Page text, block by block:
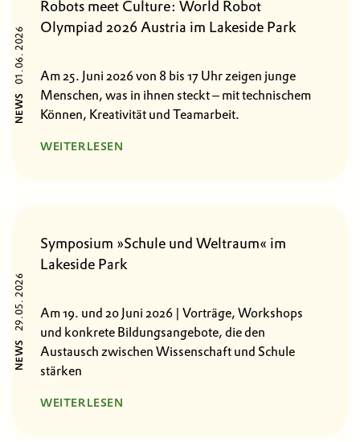
NEWS
01.06. 2026
Robots meet Culture: World Robot
Olympiad 2026 Austria im Lakeside Park
Am 25. Juni 2026 von 8 bis 17 Uhr zeigen junge
Menschen, was in ihnen steckt – mit technischem
Können, Kreativität und Teamarbeit.
WEITERLESEN
NEWS
29.05. 2026
Symposium »Schule und Weltraum« im
Lakeside Park
Am 19. und 20 Juni 2026 | Vorträge, Workshops
und konkrete Bildungsangebote, die den
Austausch zwischen Wissenschaft und Schule
stärken
WEITERLESEN